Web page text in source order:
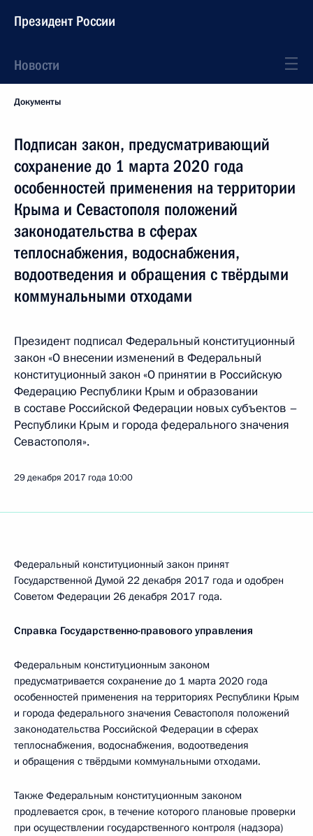
Президент России
Новости
Документы
Подписан закон, предусматривающий
сохранение до 1 марта 2020 года
особенностей применения на территории
Крыма и Севастополя положений
законодательства в сферах
теплоснабжения, водоснабжения,
водоотведения и обращения с твёрдыми
коммунальными отходами
Президент подписал Федеральный конституционный
закон «О внесении изменений в Федеральный
конституционный закон «О принятии в Российскую
Федерацию Республики Крым и образовании
в составе Российской Федерации новых субъектов –
Республики Крым и города федерального значения
Севастополя».
29 декабря 2017 года 10:00
Федеральный конституционный закон принят
Государственной Думой 22 декабря 2017 года и одобрен
Советом Федерации 26 декабря 2017 года.
Справка Государственно-правового управления
Федеральным конституционным законом
предусматривается сохранение до 1 марта 2020 года
особенностей применения на территориях Республики Крым
и города федерального значения Севастополя положений
законодательства Российской Федерации в сферах
теплоснабжения, водоснабжения, водоотведения
и обращения с твёрдыми коммунальными отходами.
Также Федеральным конституционным законом
продлевается срок, в течение которого плановые проверки
при осуществлении государственного контроля (надзора)